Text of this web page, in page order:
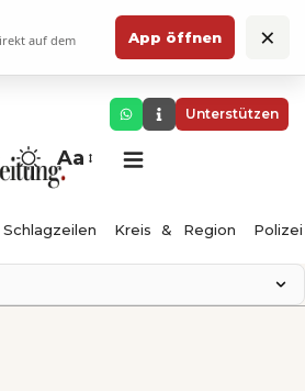
auf dem
App öffnen ×
Unterstützen
Aa
Schlagzeilen Kreis & Region Polizei